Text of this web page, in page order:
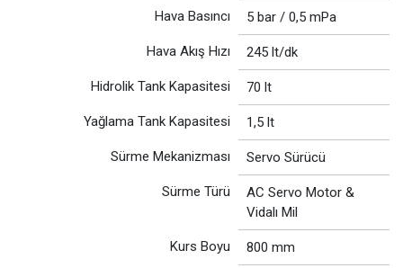
Hava Basıncı 5 bar / 0,5 mPa
Hava Akış Hızı 245 lt/dk
Hidrolik Tank Kapasitesi 70 lt
Yağlama Tank Kapasitesi 1,5 lt
Sürme Mekanizması Servo Sürücü
Sürme Türü
AC Servo Motor &
Vidalı Mil
Kurs Boyu 800 mm